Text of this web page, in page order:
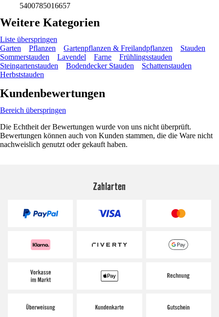
5400785016657
Weitere Kategorien
Liste überspringen
Garten
Pflanzen Gartenpflanzen & Freilandpflanzen
Stauden
Sommerstauden
Lavendel Farne
Frühlingsstauden
Steingartenstauden
Bodendecker Stauden
Schattenstauden
Herbststauden
Kundenbewertungen
Bereich überspringen
Die Echtheit der Bewertungen wurde von uns nicht überprüft.
Bewertungen können auch von Kunden stammen, die die Ware nicht
nachweislich genutzt oder gekauft haben.
Zahlarten